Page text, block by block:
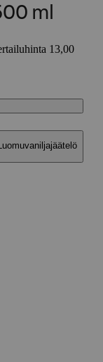
ml
13,00